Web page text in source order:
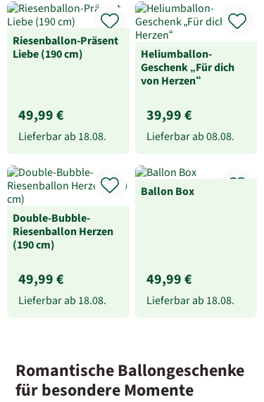
Riesenballon-Präsent
Liebe (190 cm)
49,99 €
Lieferbar ab 18.08.
Heliumballon-
Geschenk „Für dich
von Herzen“
39,99 €
Lieferbar ab08.08.
Double-Bubble-
Riesenballon Herzen
(190 cm)
49,99 €
Lieferbar ab 18.08.
Ballon Box
49,99 €
Lieferbar ab 18.08.
Romantische Ballongeschenke
für besondere Momente